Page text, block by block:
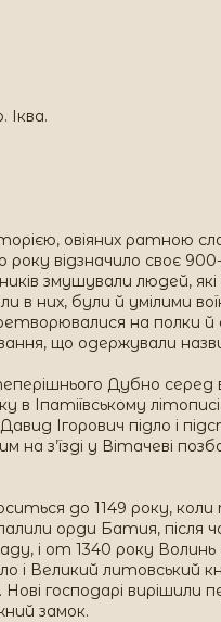
Іква.
овіяних ратною
відзначило своє
змушували людей,
в них, були й умілими
на
що одержували
Дубно
Іпатіївському
Ігорович підло і
на з’їзді у
до 1149 року,
орди Батия,
і от 1340 року
і Великий
господарі
замок.